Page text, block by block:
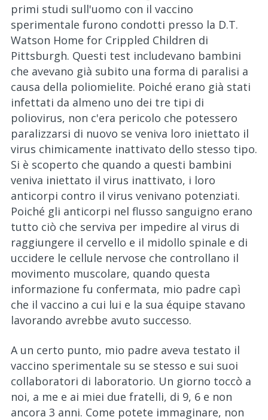
primi studi sull'uomo con il vaccino
sperimentale furono condotti presso la D.T.
Watson Home for Crippled Children di
Pittsburgh. Questi test includevano bambini
che avevano già subito una forma di paralisi a
causa della poliomielite. Poiché erano già stati
infettati da almeno uno dei tre tipi di
poliovirus, non c'era pericolo che potessero
paralizzarsi di nuovo se veniva loro iniettato il
virus chimicamente inattivato dello stesso tipo.
Si è scoperto che quando a questi bambini
veniva iniettato il virus inattivato, i loro
anticorpi contro il virus venivano potenziati.
Poiché gli anticorpi nel flusso sanguigno erano
tutto ciò che serviva per impedire al virus di
raggiungere il cervello e il midollo spinale e di
uccidere le cellule nervose che controllano il
movimento muscolare, quando questa
informazione fu confermata, mio padre capì
che il vaccino a cui lui e la sua équipe stavano
lavorando avrebbe avuto successo.
A un certo punto, mio padre aveva testato il
vaccino sperimentale su se stesso e sui suoi
collaboratori di laboratorio. Un giorno toccò a
noi, a me e ai miei due fratelli, di 9, 6 e non
ancora 3 anni. Come potete immaginare, non